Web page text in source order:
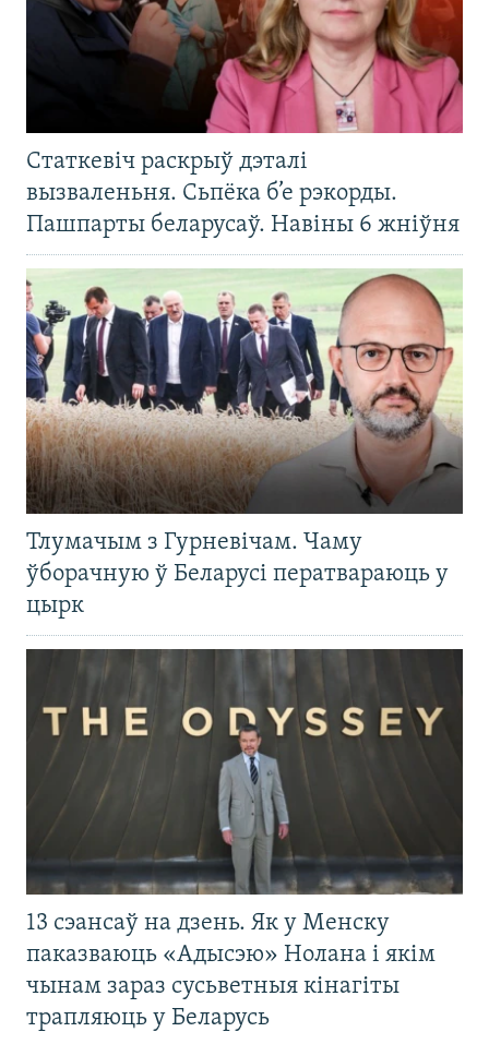
Статкевіч раскрыў дэталі
вызваленьня. Сьпёка б’е рэкорды.
Пашпарты беларусаў. Навіны 6 жніўня
Тлумачым з Гурневічам. Чаму
ўборачную ў Беларусі ператвараюць у
цырк
13 сэансаў на дзень. Як у Менску
паказваюць «Адысэю» Нолана і якім
чынам зараз сусьветныя кінагіты
трапляюць у Беларусь